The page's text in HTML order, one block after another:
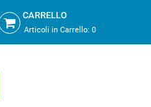
CARRELLO
Articoli in Carrello:0